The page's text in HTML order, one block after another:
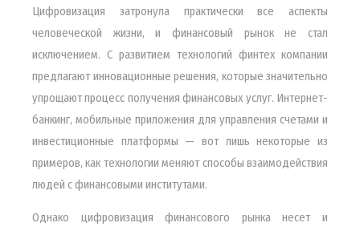
Цифровизация затронула практически все аспекты
человеческой жизни, и финансовый рынок не стал
исключением. С развитием технологий финтех компании
предлагают инновационные решения, которые значительно
упрощают процесс получения финансовых услуг. Интернет-
банкинг, мобильные приложения для управления счетами и
инвестиционные платформы — вот лишь некоторые из
примеров, как технологии меняют способы взаимодействия
людей с финансовыми институтами.
Однако цифровизация финансового рынка несет и